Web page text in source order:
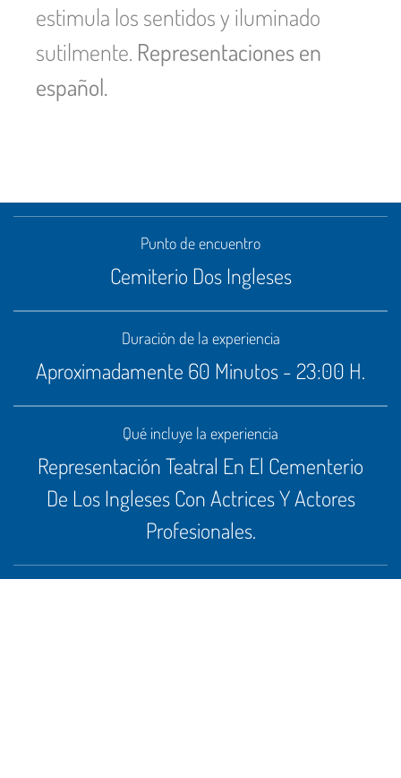
estimula los sentidos y iluminado
sutilmente. Representaciones en
español.
Punto de encuentro
Cemiterio Dos Ingleses
Duración de la experiencia
Aproximadamente 60 Minutos - 23:00 H.
Qué incluye la experiencia
Representación Teatral En El Cementerio
De Los Ingleses Con Actrices Y Actores
Profesionales.